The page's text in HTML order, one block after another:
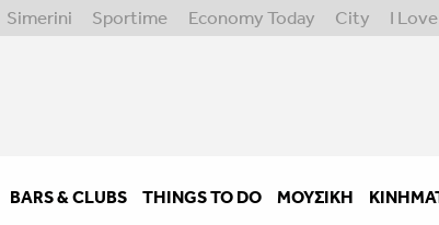
Simerini Sportime Economy Today City I
BARS & CLUBS THINGS TO DO ΜΟΥΣΙΚΉ